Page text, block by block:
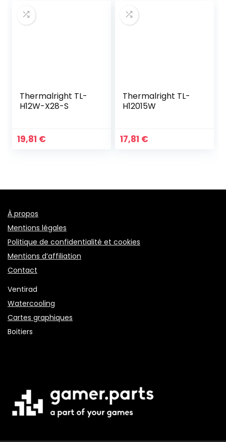
Thermalright TL-
H12W-X28-S
19,81 €
Thermalright TL-
H12015W
17,81 €
À propos
Mentions légales
Politique de confidentialité et cookies
Mentions d’affiliation
Contact
Ventirad
Watercooling
Cartes graphiques
Boitiers